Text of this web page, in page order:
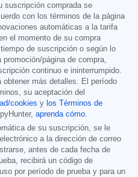
suscripción comprada se
con los términos de la página
automáticas a la tarifa
el momento de su compra
de suscripción o según lo
página de compra,
continuo e ininterrumpido.
obtener más detalles. El período
su aceptación del
cookies y los Términos de
aprenda cómo.
de su suscripción, se le
a la dirección de correo
antes de cada fecha de
recibirá un código de
por período de prueba y para un